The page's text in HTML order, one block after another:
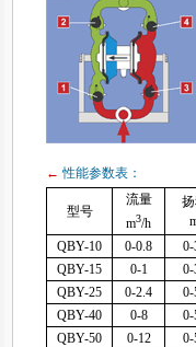
← 性能参数表：
型号
流量
m3/h
QBY-10
0-0.8
0-
QBY-15
0-1
0-
QBY-25
0-2.4
0-
QBY-40
0-8
0-
QBY-50
0-12
0-